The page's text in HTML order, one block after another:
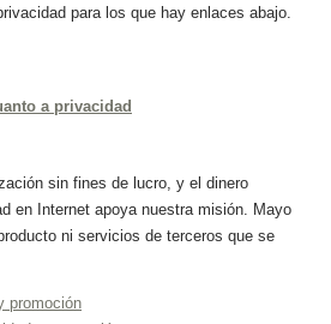
para los que hay enlaces abajo.
a privacidad
sin fines de lucro, y el dinero
en Internet apoya nuestra misión. Mayo
ni servicios de terceros que se
promoción